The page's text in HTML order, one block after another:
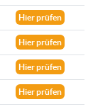
Hier prüfen
Hier prüfen
Hier prüfen
Hier prüfen